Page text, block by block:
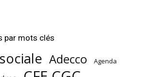
par mots clés
Adecco Agenda